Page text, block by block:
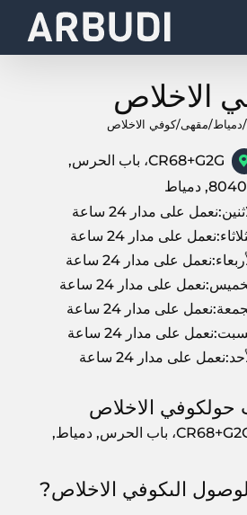
الاخلاص
/دمياط/مقهى/كوفي الاخلاص
CR68+G2G، باب الحرس,
دمياط
على مدار 24 ساعة
على مدار 24 ساعة
على مدار 24 ساعة
على مدار 24 ساعة
على مدار 24 ساعة
على مدار 24 ساعة
على مدار 24 ساعة
حولكوفي الاخلاص
كوفي الاخلاص, تقع في CR68+G2G، باب الحرس, دمياط,
الىكوفي الاخلاص?